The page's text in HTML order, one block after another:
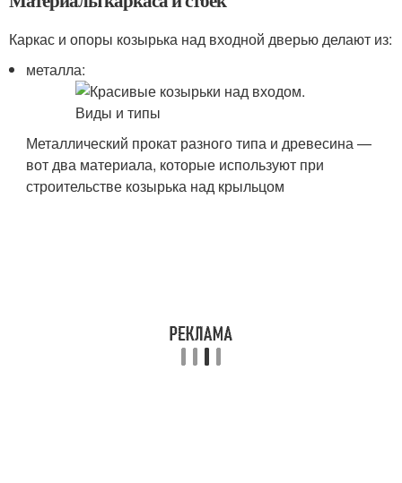
Каркас и опоры козырька над входной дверью делают из:
металла:
Металлический прокат разного типа и древесина —
вот два материала, которые используют при
строительстве козырька над крыльцом